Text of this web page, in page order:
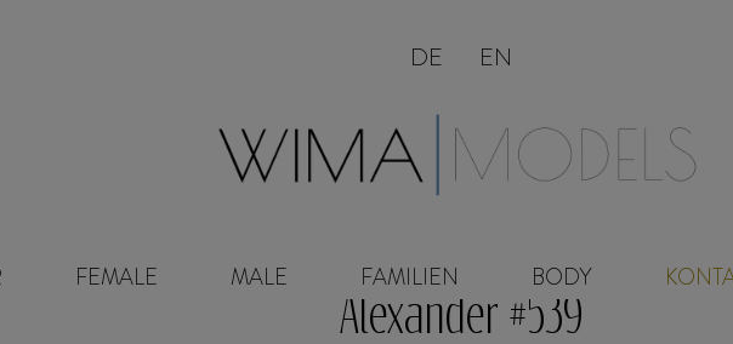
DE EN
FEMALE MALE FAMILIEN BODY
Alexander #539